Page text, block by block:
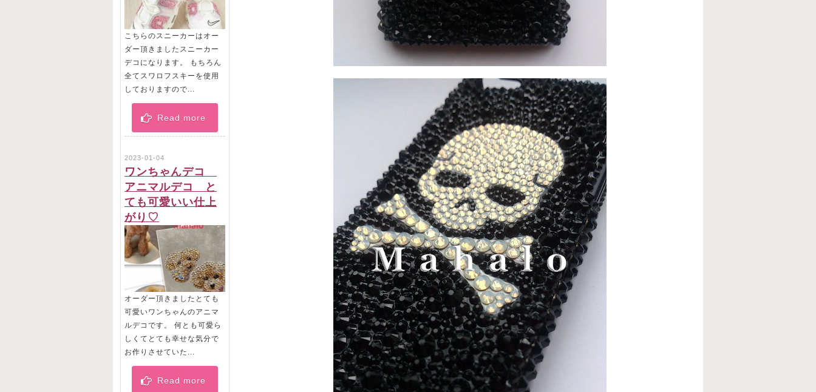
こちらのスニーカーはオー
ダー頂きましたスニーカー
デコになります。 もちろん
全てスワロフスキーを使用
しておりますので...
Read more
2023-01-04
ワンちゃんデコ
アニマルデコ と
ても可愛いい仕上
がり♡
オーダー頂きましたとても
可愛いワンちゃんのアニマ
ルデコです。 何とも可愛ら
しくてとても幸せな気分で
お作りさせていた...
Read more